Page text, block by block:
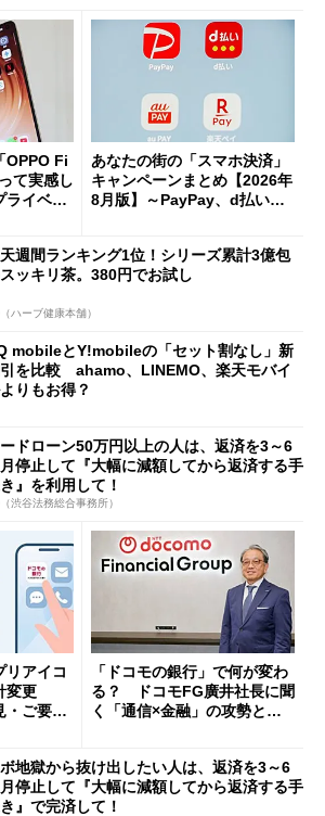
OPPO Fi
て実感し
イベー
あなたの街の「スマホ決済」
キャンペーンまとめ【2026年
8月版】～PayPay、d払い、a
週間ランキング1位！シリーズ累計3億包
ッキリ茶。380円でお試し
ハーブ健康本舗）
mobileとY!mobileの「セット割なし」新
を比較 ahamo、LINEMO、楽天モバイ
りもお得？
ドローン50万円以上の人は、返済を3～6
停止して『大幅に減額してから返済する手
』を利用して！
渋谷法務総合事務所）
リアイコ
変更
・ご要望
「ドコモの銀行」で何が変わ
る？ ドコモFG廣井社長に聞
く「通信×金融」の攻勢とグ
ボ地獄から抜け出したい人は、返済を3～6
停止して『大幅に減額してから返済する手
』で完済して！